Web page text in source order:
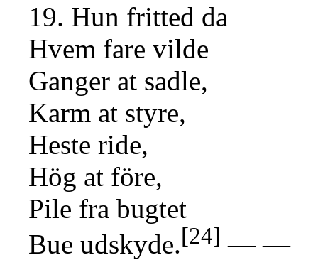
19. Hun fritted da
Hvem fare vilde
Ganger at sadle,
Karm at styre,
Heste ride,
Hög at före,
Pile fra bugtet
Bue udskyde.[24] — —